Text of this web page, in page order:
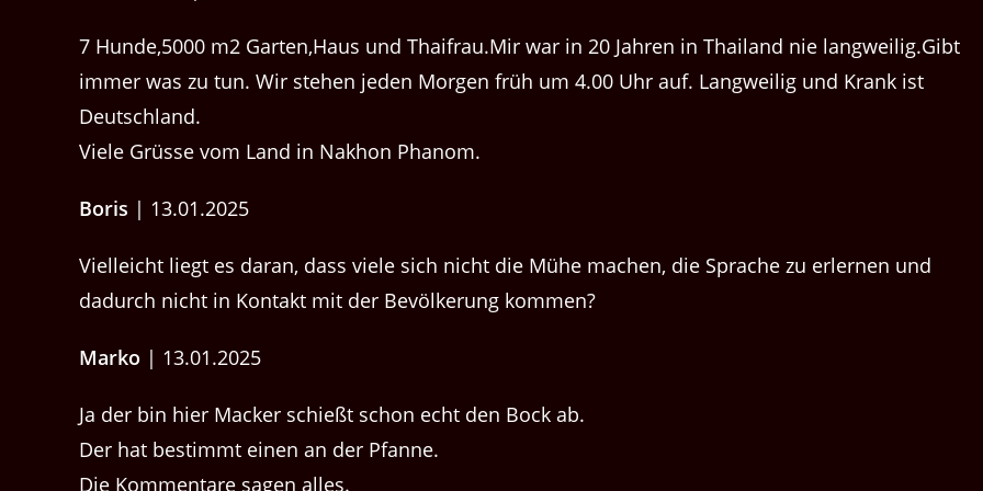
7 Hunde,5000 m2 Garten,Haus und Thaifrau.Mir war in 20 Jahren in Thailand nie langweilig.Gibt
immer was zu tun. Wir stehen jeden Morgen früh um 4.00 Uhr auf. Langweilig und Krank ist
Deutschland.
Viele Grüsse vom Land in Nakhon Phanom.
Boris | 13.01.2025
Vielleicht liegt es daran, dass viele sich nicht die Mühe machen, die Sprache zu erlernen und
dadurch nicht in Kontakt mit der Bevölkerung kommen?
Marko | 13.01.2025
Ja der bin hier Macker schießt schon echt den Bock ab.
Der hat bestimmt einen an der Pfanne.
Die Kommentare sagen alles.